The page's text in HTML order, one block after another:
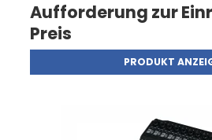
Aufforderung zur
Preis
PRODUKT